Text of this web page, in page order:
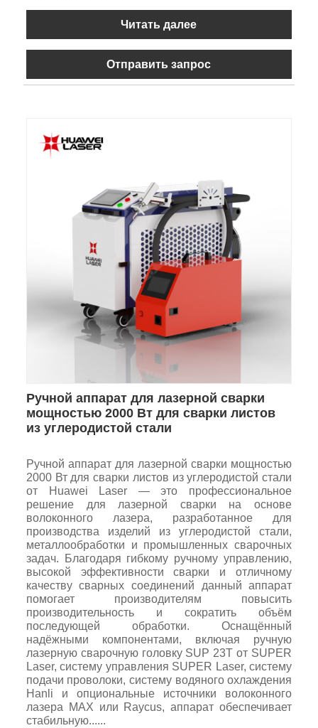
Читать далее
Отправить запрос
Ручной аппарат для лазерной сварки
мощностью 2000 Вт для сварки листов
из углеродистой стали
Ручной аппарат для лазерной сварки мощностью
2000 Вт для сварки листов из углеродистой стали
от Huawei Laser — это профессиональное
решение для лазерной сварки на основе
волоконного лазера, разработанное для
производства изделий из углеродистой стали,
металлообработки и промышленных сварочных
задач. Благодаря гибкому ручному управлению,
высокой эффективности сварки и отличному
качеству сварных соединений данный аппарат
помогает производителям повысить
производительность и сократить объём
последующей обработки. Оснащённый
надёжными компонентами, включая ручную
лазерную сварочную головку SUP 23T от SUPER
Laser, систему управления SUPER Laser, систему
подачи проволоки, систему водяного охлаждения
Hanli и опциональные источники волоконного
лазера MAX или Raycus, аппарат обеспечивает
стабильную......